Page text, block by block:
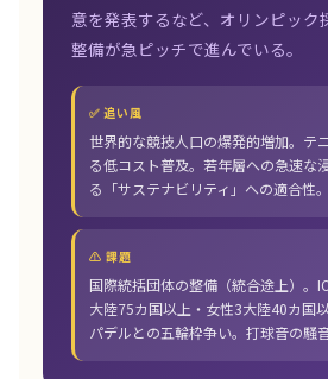
意を発表するなど、オリンピック
整備が急ピッチで進んでいる。
✅ 追い風
世界的な競技人口の爆発的増加。テ
る低コスト普及。若年層への急速な
る「サステナビリティ」への適合性。
⚠️ 課題
国際統括団体の整備（統合途上）。
大陸75カ国以上・女性3大陸40カ国
パデルとの五輪枠争い。打球音の騒音